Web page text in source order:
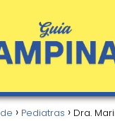
Pediatras Dra.